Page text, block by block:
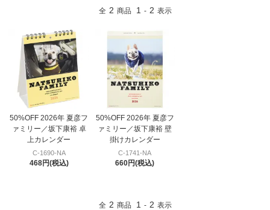
全 2 商品 1 - 2 表示
50%OFF 2026年 夏彦フ
ァミリー／坂下康裕 卓
上カレンダー
C-1690-NA
468円(税込)
50%OFF 2026年 夏彦フ
ァミリー／坂下康裕 壁
掛けカレンダー
C-1741-NA
660円(税込)
全 2 商品 1 - 2 表示